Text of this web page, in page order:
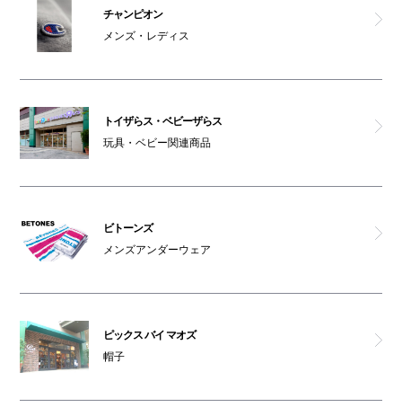
チャンピオン
メンズ・レディス
トイザらス・ベビーザらス
玩具・ベビー関連商品
ビトーンズ
メンズアンダーウェア
ピックス バイ マオズ
帽子